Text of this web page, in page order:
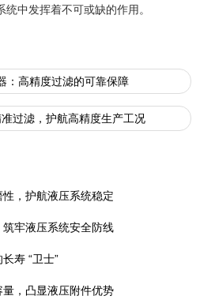
中发挥着不可或缺的作用。
：高精度过滤的可靠保障
过滤，护航高精度生产工况
，护航液压系统稳定
牢液压系统安全防线
寿 “卫士”
，凸显液压附件优势